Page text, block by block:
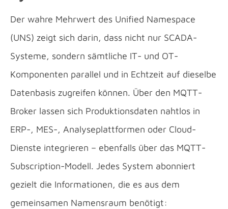
Der wahre Mehrwert des Unified Namespace
(UNS) zeigt sich darin, dass nicht nur SCADA-
Systeme, sondern sämtliche IT- und OT-
Komponenten parallel und in Echtzeit auf dieselbe
Datenbasis zugreifen können. Über den MQTT-
Broker lassen sich Produktionsdaten nahtlos in
ERP-, MES-, Analyseplattformen oder Cloud-
Dienste integrieren – ebenfalls über das MQTT-
Subscription-Modell. Jedes System abonniert
gezielt die Informationen, die es aus dem
gemeinsamen Namensraum benötigt: